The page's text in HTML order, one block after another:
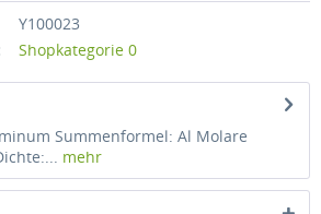
Y100023
Shopkategorie 0
Summenformel: Al Molare
mehr